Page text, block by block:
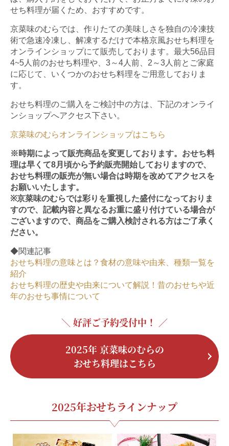
せち料理が届くため、おすすめです。
京菜味のむらでは、作りたての美味しさを独自の冷凍技
術で急速冷凍し、解凍するだけで本格京風おせち料理を
オンラインショップにて販売しております。最大56品目
4~5人前のおせち料理や、3～4人前、2～3人前とご家庭
に応じて、いくつかのおせち料理をご用意しておりま
す。
おせち料理のご購入をご検討中の方は、下記のオンライ
ンショップへアクセス下さい。
京菜味のむらオンラインショップはこちら
※時期によって販売商品を変更しております。おせち料
理は早くて8月頃から予約販売開始しておりますので、
おせち料理の販売が無い場合は時期を改めてアクセスを
お願いいたします。
※京菜味のむらでは彩りを重視した盛付になっておりま
すので、記載内容と異なるお重に盛り付けている場合が
ございますので、商品をご購入検討される方はご了承く
ださい。
◆関連記事
おせち料理の意味とは？食材の意味や由来、種類一覧を
紹介
おせち料理の歴史や由来について解説！昔のおせちや近
年のおせち事情について
＼ 好評ご予約受付中！ ／
2025年 京菜味のむらの
おせち料理はこちら
2025年おせちラインナップ